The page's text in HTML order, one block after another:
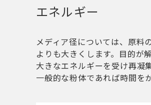
エネルギー
メディア径については、原料
よりも大きくします。目的が
大きなエネルギーを受け再凝
一般的な粉体であれば時間を